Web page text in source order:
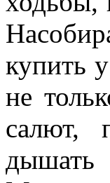
купить
не
салют,
дышать